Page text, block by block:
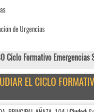
de Urgencias
Ciclo Formativo
EL CICLO